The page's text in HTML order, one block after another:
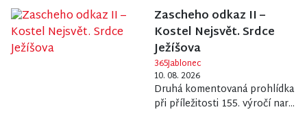
Zascheho odkaz II –
Kostel Nejsvět. Srdce
Ježíšova
365Jablonec
10. 08. 2026
Druhá komentovaná prohlídka
při příležitosti 155. výročí nar...